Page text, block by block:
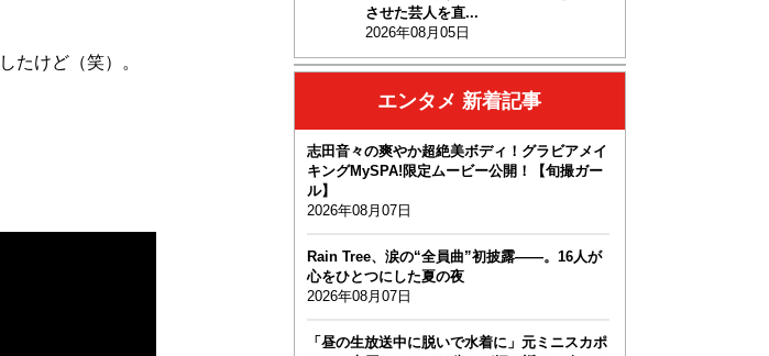
たけど（笑）。
させた芸人を直...
2026年08月05日
エンタメ 新着記事
志田音々の爽やか超絶美ボディ！グラビアメイ
キングMySPA!限定ムービー公開！【旬撮ガー
ル】
2026年08月07日
Rain Tree、涙の“全員曲”初披露――。16人が
心をひとつにした夏の夜
2026年08月07日
「昼の生放送中に脱いで水着に」元ミニスカポ